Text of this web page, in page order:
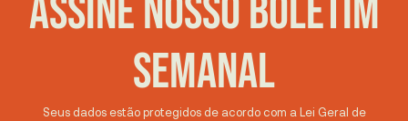
ASSINE NOSSO BOLETIM
SEMANAL
Seus dados estão protegidos de acordo com a Lei Geral de